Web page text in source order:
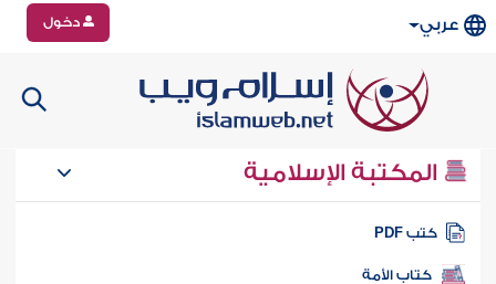
عربي دخول
المكتبة الإسلامية
كتب PDF